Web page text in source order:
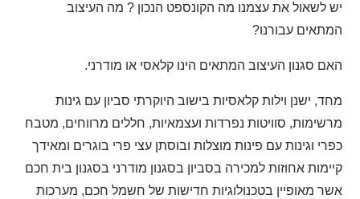
יש לשאול את עצמנו מה הקונספט הנכון ? מה העיצוב
המתאים עבורנו?
האם סגנון העיצוב המתאים הינו קלאסי או מודרני.
מחד, ישנן וילות קלאסיות בישוב היוקרתי סביון עם גינות
מרשימות, סוויטות נפרדות ועצמאיות, חללים מרווחים, מטבח
כפרי וגינות עם פינות מוצלות ובוסתן עצי פרי בוגרים ומאידך
קיימות אחוזות למכירה בסביון בסגנון מודרני בסגנון בית חכם
אשר מאופיין בטכנולוגיות חדישות של חשמל חכם, מערכות